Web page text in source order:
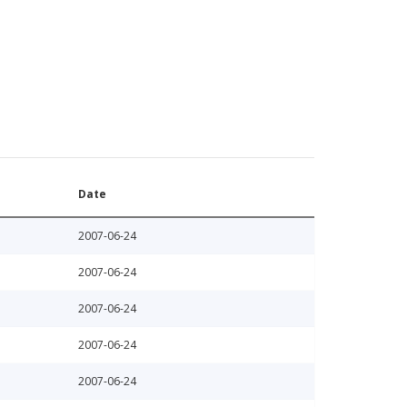
Date
2007-06-24
2007-06-24
2007-06-24
2007-06-24
2007-06-24